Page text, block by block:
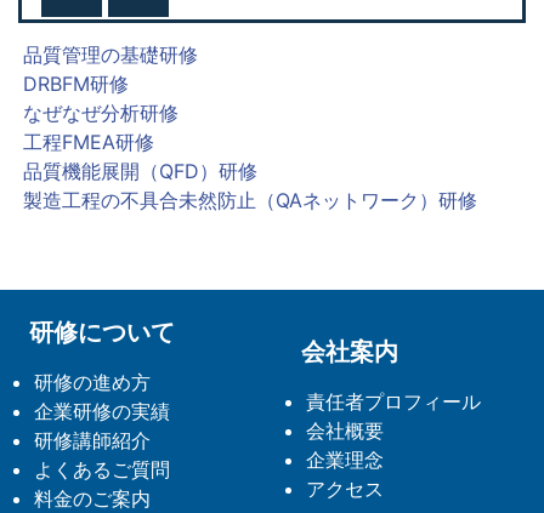
品質管理の基礎研修
DRBFM研修
なぜなぜ分析研修
工程FMEA研修
品質機能展開（QFD）研修
製造工程の不具合未然防止（QAネットワーク）研修
研修について
研修の進め方
企業研修の実績
研修講師紹介
よくあるご質問
料金のご案内
会社案内
責任者プロフィール
会社概要
企業理念
アクセス